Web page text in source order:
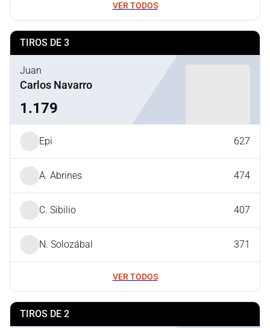
VER TODOS
TIROS DE 3
Juan
Carlos Navarro
1.179
Epi 627
A. Abrines 474
C. Sibilio 407
N. Solozábal 371
VER TODOS
TIROS DE 2